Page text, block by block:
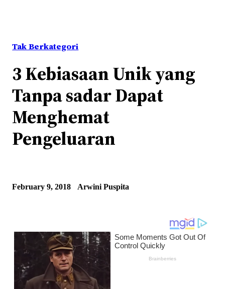
Tak Berkategori
3 Kebiasaan Unik yang
Tanpa sadar Dapat
Menghemat
Pengeluaran
February 9, 2018 Arwini Puspita